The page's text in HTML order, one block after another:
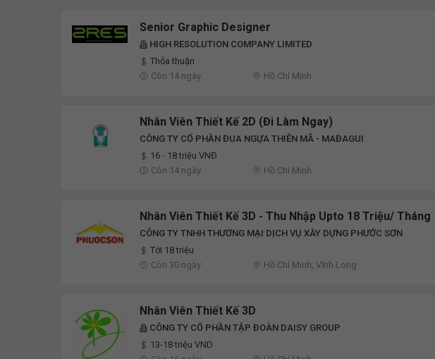
Senior Graphic Designer
HIGH RESOLUTION COMPANY LIMITED
Thỏa thuận
Còn 14 ngày
Hồ Chí Minh
Nhân Viên Thiết Kế 2D (Đi Làm Ngay)
CÔNG TY CỔ PHẦN ĐUA NGỰA THIÊN MÃ - MAĐAGUI
16 - 18 triệu VNĐ
Còn 14 ngày
Hồ Chí Minh
Nhân Viên Thiết Kế 3D - Thu Nhập Upto 18 Triệu/ Tháng
CÔNG TY TNHH THƯƠNG MẠI DỊCH VỤ XÂY DỰNG PHƯỚC SƠN
Tới 18 triệu
Còn 30 ngày
Hồ Chí Minh, Vĩnh Long
Nhân Viên Thiết Kế 3D
CÔNG TY CỔ PHẦN TẬP ĐOÀN DAISY GROUP
13-18 triệu VND